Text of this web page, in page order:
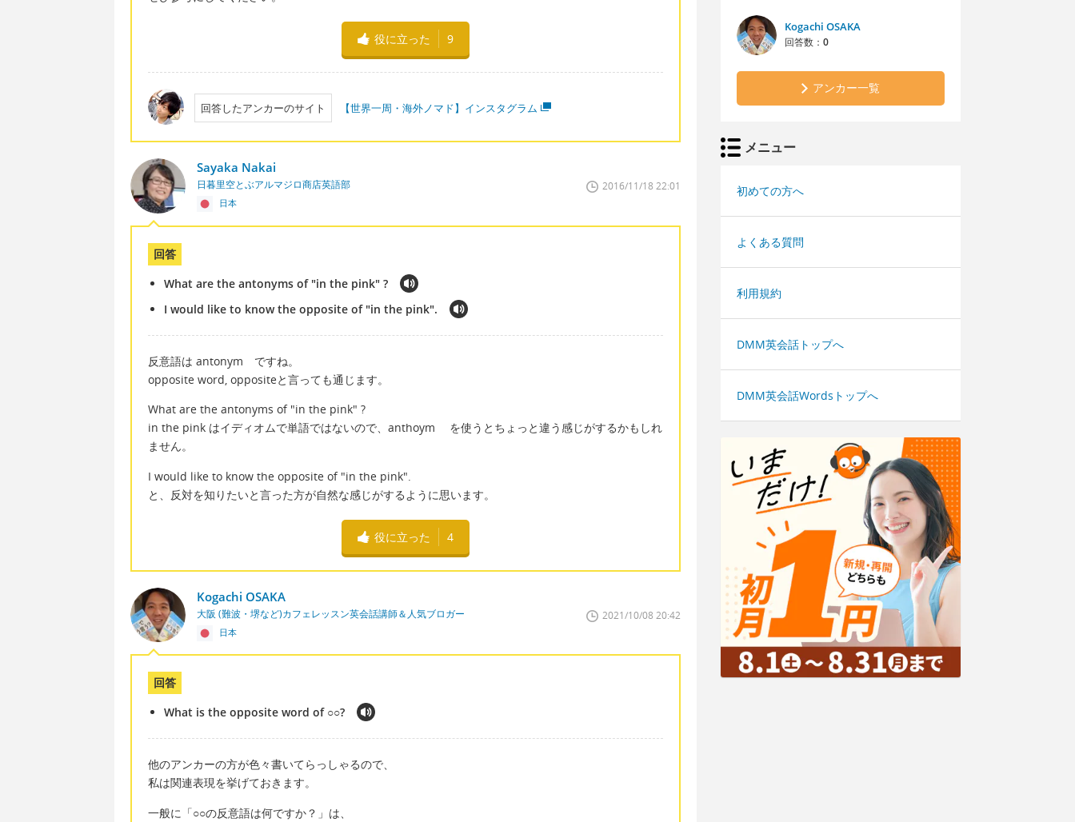
役に立った 9
回答したアンカーのサイト 【世界一周・海外ノマド】インスタグラム
Sayaka Nakai
日暮里空とぶアルマジロ商店英語部
日本
2016/11/18 22:01
回答
What are the antonyms of "in the pink" ?
I would like to know the opposite of "in the pink".
反意語は antonym ですね。
opposite word, oppositeと言っても通じます。
What are the antonyms of "in the pink" ?
in the pink はイディオムで単語ではないので、anthoym を使うとちょっと違う感じがするかもしれ
ません。
I would like to know the opposite of "in the pink".
と、反対を知りたいと言った方が自然な感じがするように思います。
役に立った 4
Kogachi OSAKA
大阪 (難波・堺など)カフェレッスン英会話講師＆人気ブロガー
日本
2021/10/08 20:42
回答
What is the opposite word of ○○?
他のアンカーの方が色々書いてらっしゃるので、
私は関連表現を挙げておきます。
一般に「○○の反意語は何ですか？」は、
Kogachi OSAKA
回答数： 0
アンカー一覧
メニュー
初めての方へ
よくある質問
利用規約
DMM英会話トップへ
DMM英会話Wordsトップへ